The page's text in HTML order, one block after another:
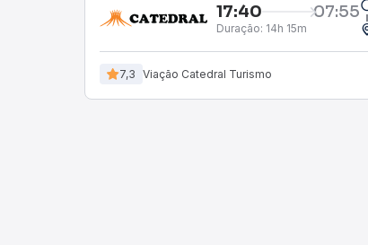
17:40 07:55
Duração: 14h 15m
7,3 Viação Catedral Turismo